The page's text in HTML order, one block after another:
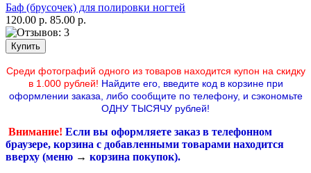
Баф (брусочек) для полировки ногтей
120.00 р. 85.00 р.
Среди фотографий одного из товаров находится купон на скидку
в 1.000 рублей! Найдите его, введите код в корзине при
оформлении заказа, либо сообщите по телефону, и сэкономьте
ОДНУ ТЫСЯЧУ рублей!
Внимание! Если вы оформляете заказ в телефонном
браузере, корзина с добавленными товарами находится
вверху (меню → корзина покупок).